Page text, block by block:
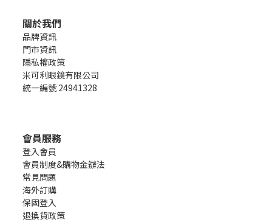
關於我們
品牌資訊
門市資訊
隱私權政策
米可利眼鏡有限公司
統一編號 24941328
會員服務
登入會員
會員制度&購物金辦法
常見問題
海外訂購
保固登入
退換貨政策